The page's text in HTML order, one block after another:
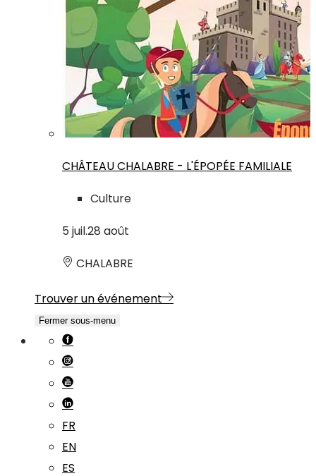
CHÂTEAU CHALABRE - L'ÉPOPÉE FAMILIALE
Culture
5 juil.28 août
CHALABRE
Trouver un événement
Fermer sous-menu
FR
EN
ES